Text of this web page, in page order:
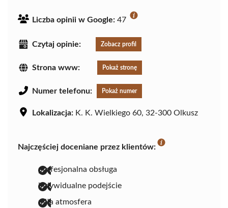
Liczba opinii w Google: 47
Czytaj opinie: Zobacz profil
Strona www: Pokaż stronę
Numer telefonu: Pokaż numer
Lokalizacja: K. K. Wielkiego 60, 32-300 Olkusz
Najczęściej doceniane przez klientów:
profesjonalna obsługa
indywidualne podejście
miła atmosfera